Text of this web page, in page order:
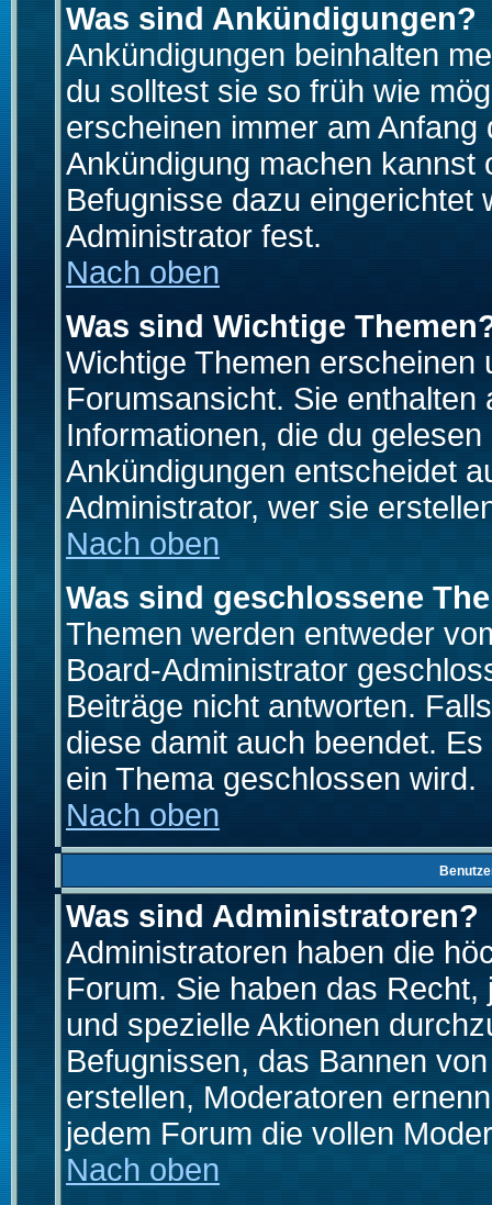
Was sind Ankündigungen?
Ankündigungen beinhalten
du solltest sie so früh wie
erscheinen immer am
Ankündigung machen kannst
Befugnisse dazu eingerichtet
Administrator fest.
Nach oben
Was sind Wichtige
Wichtige Themen erscheinen
Forumsansicht. Sie
Informationen, die du
Ankündigungen entscheidet
Administrator, wer sie
Nach oben
Was sind geschlossene
Themen werden entweder
Board-Administrator
Beiträge nicht antworten.
diese damit auch beendet.
ein Thema geschlossen wird.
Nach oben
Was sind Administratoren?
Administratoren haben die
Forum. Sie haben das
und spezielle Aktionen
Befugnissen, das Bannen
erstellen, Moderatoren
jedem Forum die vollen
Nach oben